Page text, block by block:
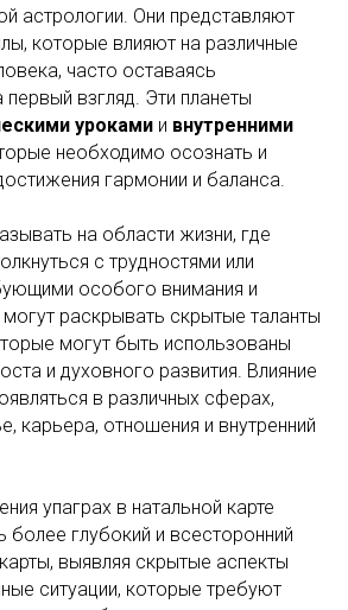
астрологии. Они представляют
которые влияют на различные
часто оставаясь
взгляд. Эти планеты
уроками и внутренними
необходимо осознать и
гармонии и баланса.
на области жизни, где
с трудностями или
особого внимания и
раскрывать скрытые таланты
могут быть использованы
и духовного развития. Влияние
в различных сферах,
карьера, отношения и внутренний
упаграх в натальной карте
более глубокий и всесторонний
выявляя скрытые аспекты
ситуации, которые требуют